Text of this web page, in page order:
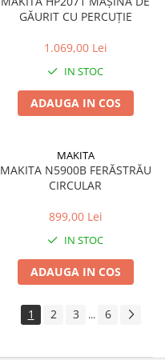
GĂURIT CU PERCUȚIE
1.069,00 Lei
IN STOC
ADAUGA IN COS
MAKITA
MAKITA N5900B FERĂSTRĂU
CIRCULAR
899,00 Lei
IN STOC
ADAUGA IN COS
1 2 3 ... 6